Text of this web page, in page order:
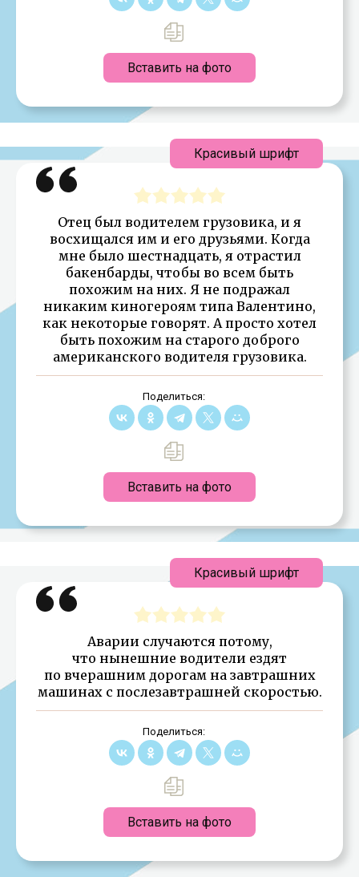
Вставить на фото
Отец был водителем грузовика, и я
восхищался им и его друзьями. Когда
мне было шестнадцать, я отрастил
бакенбарды, чтобы во всем быть
похожим на них. Я не подражал
никаким киногероям типа Валентино,
как некоторые говорят. А просто хотел
быть похожим на старого доброго
американского водителя грузовика.
Поделиться:
Вставить на фото
Красивый шрифт
Аварии случаются потому,
что нынешние водители ездят
по вчерашним дорогам на завтрашних
машинах с послезавтрашней скоростью.
Поделиться:
Вставить на фото
Красивый шрифт